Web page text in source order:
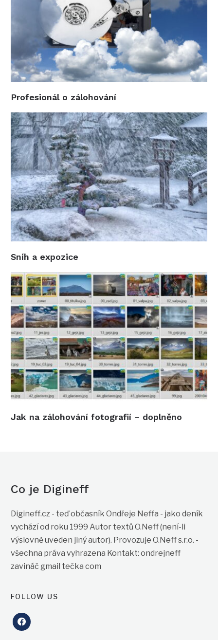
Profesionál o zálohování
Sníh a expozice
Jak na zálohování fotografií – doplněno
Co je Digineff
Digineff.cz - teď občasník Ondřeje Neffa - jako deník
vychází od roku 1999 Autor textů O.Neff (není-li
výslovně uveden jiný autor). Provozuje O.Neff s.r.o. -
všechna práva vyhrazena Kontakt: ondrejneff
zavináč gmail tečka com
FOLLOW US
facebook